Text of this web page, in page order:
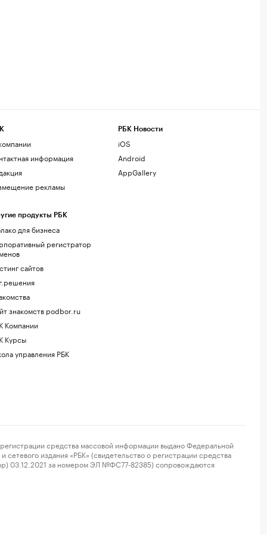
информация
рекламы
продукты РБК
для бизнеса
регистратор
сайтов
знакомств podbor.ru
Компании
Курсы
управления РБК
РБК Новости
iOS
Android
AppGallery
средства массовой информации выдано Федеральной
издания «РБК» (свидетельство о регистрации средства
03.12.2021 за номером ЭЛ №ФС77-82385) сопровождаются